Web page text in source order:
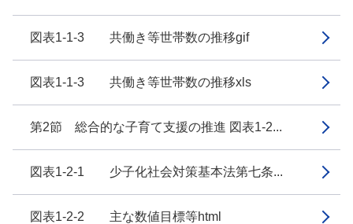
図表1-1-3 共働き等世帯数の推移gif
図表1-1-3 共働き等世帯数の推移xls
第2節 総合的な子育て支援の推進 図表1-2...
図表1-2-1 少子化社会対策基本法第七条...
図表1-2-2 主な数値目標等html